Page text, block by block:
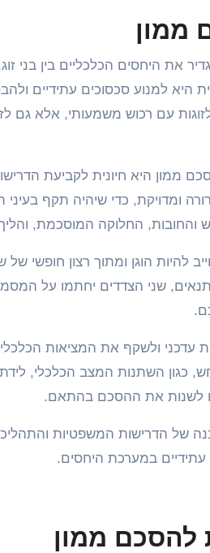
ממון
היא למנוע סכסוכים עתידיים
עם רכוש משמעותי, אלא גם
ממון היא חיונית לקביעת
ומדויקת, כדי שיהיה תקף
והחובות, החלוקה המוסכמת,
הוגן ומתוך רצון חופשי של
שני הצדדים יחתמו על
עדכני ולשקף את המציאות
כגון השתנות המצב הכלכלי,
או לשנות את ההסכם בהתאם.
הדרישות המשפטיות והתהליכים
עתידיים במערכת היחסים.
להסכם ממון